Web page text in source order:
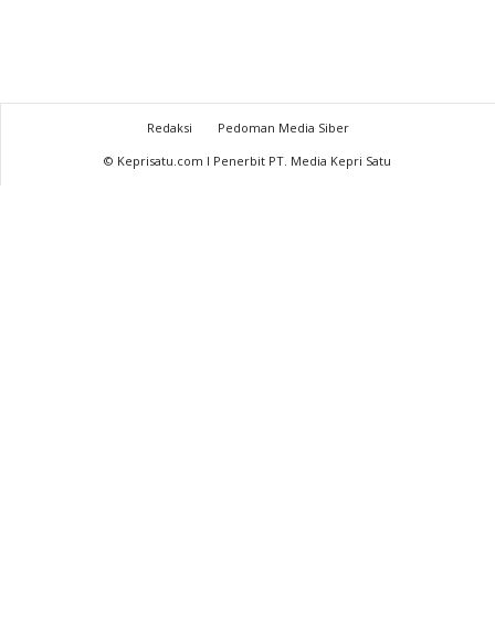
Redaksi
Pedoman Media Siber
© Keprisatu.com I Penerbit PT. Media Kepri Satu